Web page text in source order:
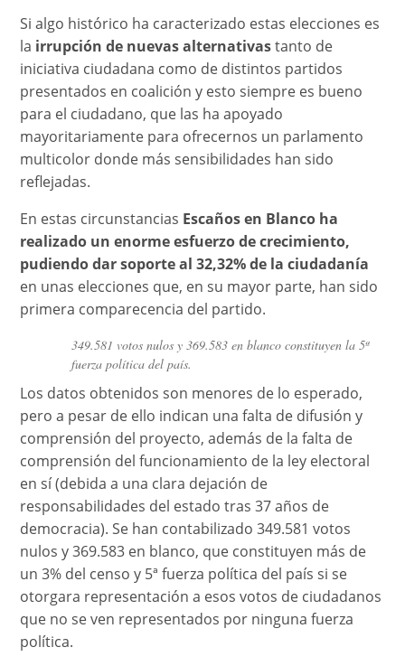
Si algo histórico ha caracterizado estas elecciones es
la irrupción de nuevas alternativastanto de
iniciativa ciudadana como de distintos partidos
presentados en coalición y esto siempre es bueno
para el ciudadano, que las ha apoyado
mayoritariamente para ofrecernos un parlamento
multicolor donde más sensibilidades han sido
reflejadas.
En estas circunstancias Escaños en Blanco ha
realizado un enorme esfuerzo de crecimiento,
pudiendo dar soporte al 32,32% de la ciudadanía
en unas elecciones que, en su mayor parte, han sido
primera comparecencia del partido.
349.581 votos nulos y 369.583 en blanco constituyen la 5ª
fuerza política del país.
Los datos obtenidos son menores de lo esperado,
pero a pesar de ello indican una falta de difusión y
comprensión del proyecto, además de la falta de
comprensión del funcionamiento de la ley electoral
en sí (debida a una clara dejación de
responsabilidades del estado tras 37 años de
democracia). Se han contabilizado 349.581 votos
nulos y 369.583 en blanco, que constituyen más de
un 3% del censo y 5ª fuerza política del país si se
otorgara representación a esos votos de ciudadanos
que no se ven representados por ninguna fuerza
política.